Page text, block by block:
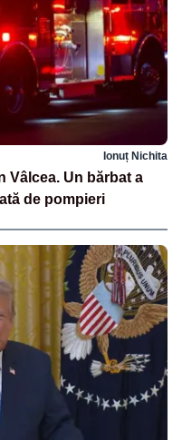
Ionuț Nichita
Vâlcea. Un bărbat a
de pompieri